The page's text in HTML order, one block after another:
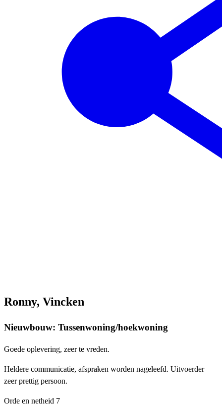
Ronny, Vincken
Nieuwbouw: Tussenwoning/hoekwoning
Goede oplevering, zeer te vreden.
Heldere communicatie, afspraken worden nageleefd. Uitvoerder
zeer prettig persoon.
Orde en netheid 7